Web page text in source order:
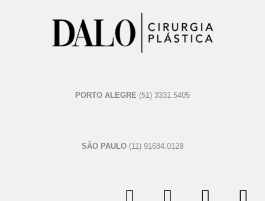
PORTO ALEGRE (51) 3331.5405
SÃO PAULO (11) 91684.0128